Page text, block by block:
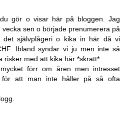
gör o visar här på bloggen. Jag
sen o började prenumerera på
självplågeri o kika in här då vi
Ibland syndar vi ju men inte så
risker med att kika här *skratt*
förr om åren men intresset
att man inte håller på så ofta